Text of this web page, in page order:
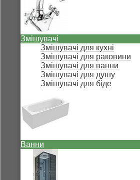
Змішувачі
Змішувачі для кухні
Змішувачі для раковини
Змішувачі для ванни
Змішувачі для душу
Змішувачі для біде
Ванни